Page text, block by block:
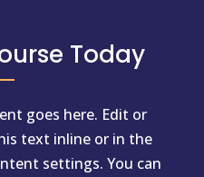
Today
goes here. Edit or
text inline or in the
settings. You can